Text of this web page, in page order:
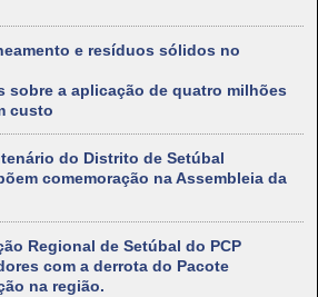
e resíduos sólidos no
sobre a aplicação de quatro milhões
custo
do Distrito de Setúbal
comemoração na Assembleia da
Regional de Setúbal do PCP
com a derrota do Pacote
na região.